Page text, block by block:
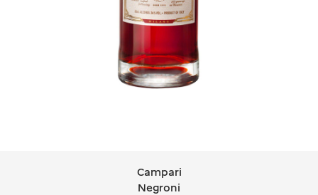
Campari NegroniCampari
Negroni